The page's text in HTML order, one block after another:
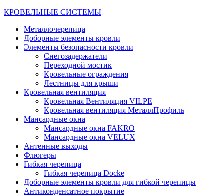
КРОВЕЛЬНЫЕ СИСТЕМЫ
Металлочерепица
Доборные элементы кровли
Элементы безопасности кровли
Снегозадержатели
Переходной мостик
Кровельные ограждения
Лестницы для крыши
Кровельная вентиляция
Кровельная Вентиляция VILPE
Кровельная вентиляция МеталлПрофиль
Мансардные окна
Мансардные окна FAKRO
Мансардные окна VELUX
Антенные выходы
Флюгеры
Гибкая черепица
Гибкая черепица Docke
Доборные элементы кровли для гибкой черепицы
Антиконденсатное покрытие